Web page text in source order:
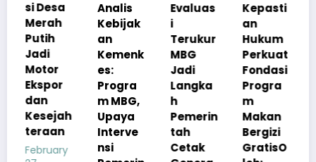
Analis
Kebijak
an
Kemenk
es:
Progra
m MBG,
Upaya
Interve
nsi
Evaluas
i
Terukur
MBG
Jadi
Langka
h
Pemerin
tah
Cetak
Kepasti
Hukum
Perkuat
Fondasi
Progra
Makan
Bergizi
GratisO
Apresia
si
Pemerin
tah
Pastika
n
Kualita
s Menu
MBG
Tetap